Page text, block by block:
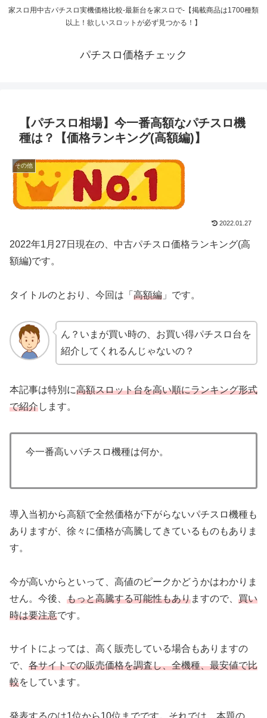
家スロ用中古パチスロ実機価格比較-最新台を家スロで-【掲載商品は1700種類
以上！欲しいスロットが必ず見つかる！】
パチスロ価格チェック
【パチスロ相場】今一番高額なパチスロ機
種は？【価格ランキング(高額編)】
その他
2022.01.27
2022年1月27日現在の、中古パチスロ価格ランキング(高
額編)です。
タイトルのとおり、今回は「 高額編 」です。
ん？いまが買い時の、お買い得パチスロ台を
紹介してくれるんじゃないの？
本記事は特別に高額スロット台を高い順にランキング形式
で紹介します。
今一番高いパチスロ機種は何か。
導入当初から高額で全然価格が下がらないパチスロ機種も
ありますが、徐々に価格が高騰してきているものもありま
す。
今が高いからといって、高値のピークかどうかはわかりま
せん。今後、 もっと高騰する可能性もありますので、 買い
時は要注意です。
サイトによっては、高く販売している場合もありますの
で、 各サイトでの販売価格を調査し、全機種、最安値で比
較をしています。